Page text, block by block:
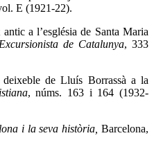
E (1921-22).
a l’església de Santa Maria
de Catalunya, 333
de Lluís Borrassà a la
, núms. 163 i 164 (1932-
i la seva història,Barcelona,